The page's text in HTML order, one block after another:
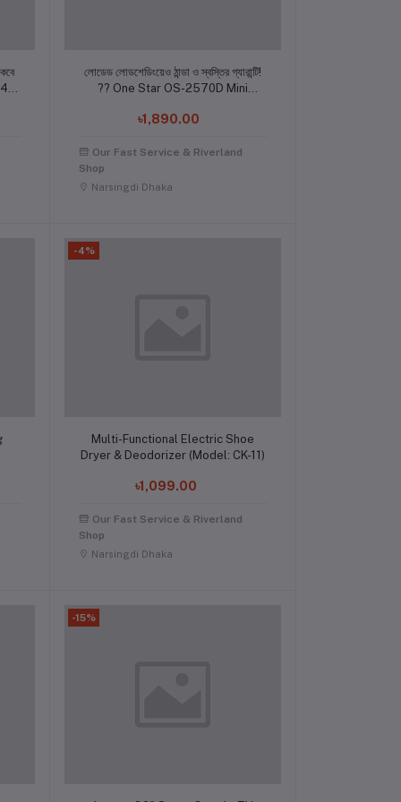
Add to cart
লোডেড লোডশেডিংয়েও ঠান্ডা ও স্বস্তির গ্যারান্টি!
?? One Star OS-2570D Mini
৳1,890.00
Our Fast Service & Riverland
Shop
Narsingdi Dhaka
-4%
Add to cart
Multi-Functional Electric Shoe
Dryer & Deodorizer (Model: CK-11)
৳1,099.00
Our Fast Service & Riverland
Shop
Narsingdi Dhaka
-15%